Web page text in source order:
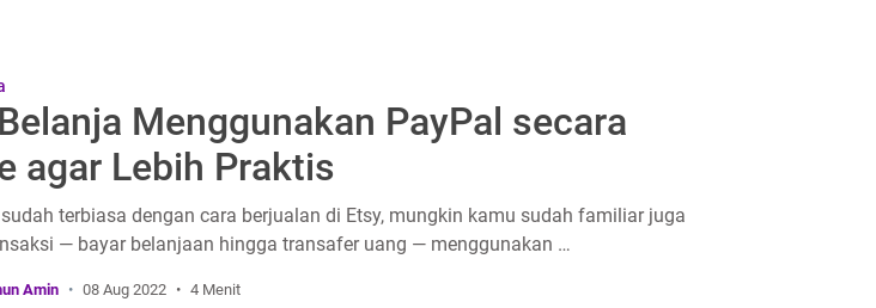
Menggunakan PayPal secara
agar Lebih Praktis
terbiasa dengan cara berjualan di Etsy, mungkin kamu sudah familiar juga
— bayar belanjaan hingga transafer uang — menggunakan …
Amin 08 Aug 2022 4 Menit